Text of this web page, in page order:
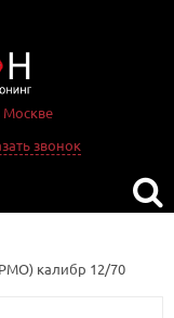
Москве
звонок
калибр 12/70